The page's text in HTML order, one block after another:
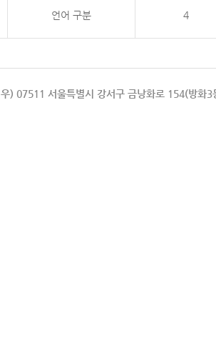
언어 구분 4
우) 07511 서울특별시 강서구 금낭화로 154(방화3